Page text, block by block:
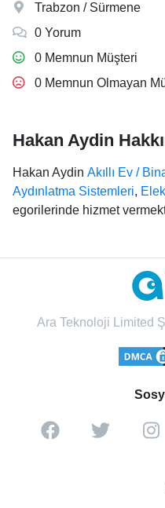
Trabzon / Sürmene
0 Yorum
0 Memnun Müşteri
0 Memnun Olmayan
Hakan Aydin
Hakan Aydin Akıllı Ev /
Aydınlatma Sistemleri,
egorilerinde hizmet
Ara Teknoloji Limited